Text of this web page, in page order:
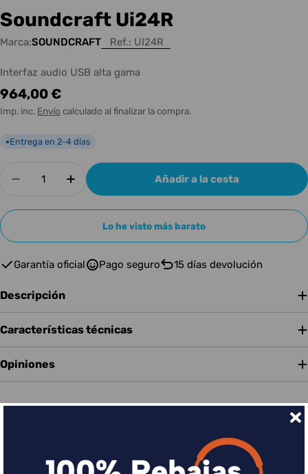
Soundcraft Ui24R
Marca:SOUNDCRAFT Ref.: UI24R
Interfaz audio USB alta gama
Precio
habitual
964,00 €
Imp. inc. Envío calculado al finalizar la compra.
●Entrega en 2-4 días
Disminuir cantidad para Soundcraft Ui24R
Aumentar cantidad para Soundcraft
Añadir a la cesta
Lo he visto más barato
Garantía oficial Pago seguro 15 días devolución
Descripción
Características técnicas
Opiniones